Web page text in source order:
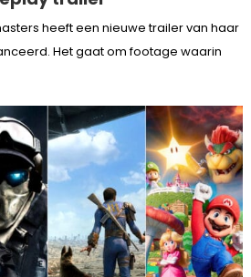
heeft een nieuwe trailer van haar
Het gaat om footage waarin